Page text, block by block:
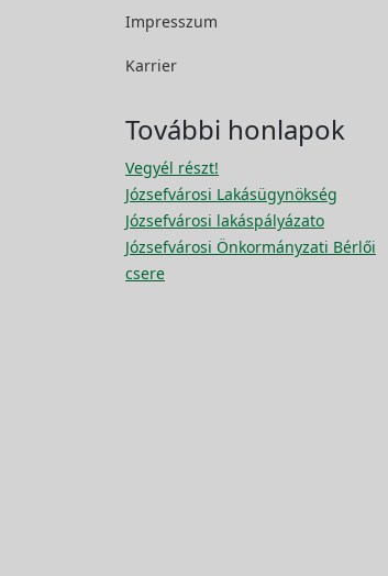
Impresszum
Karrier
További honlapok
Vegyél részt!
Józsefvárosi Lakásügynökség
Józsefvárosi lakáspályázato
Józsefvárosi Önkormányzati Bérlői
csere